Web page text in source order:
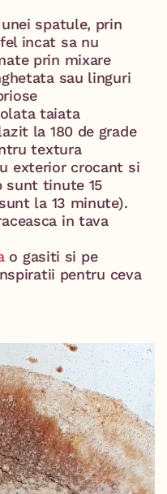
spatule, prin
incat sa nu
prin mixare⁣
sau linguri
taiata
la 180 de grade
textura
exterior crocant si
sunt tinute 15
la 13 minute).
in tava
o gasiti si pe
pentru ceva